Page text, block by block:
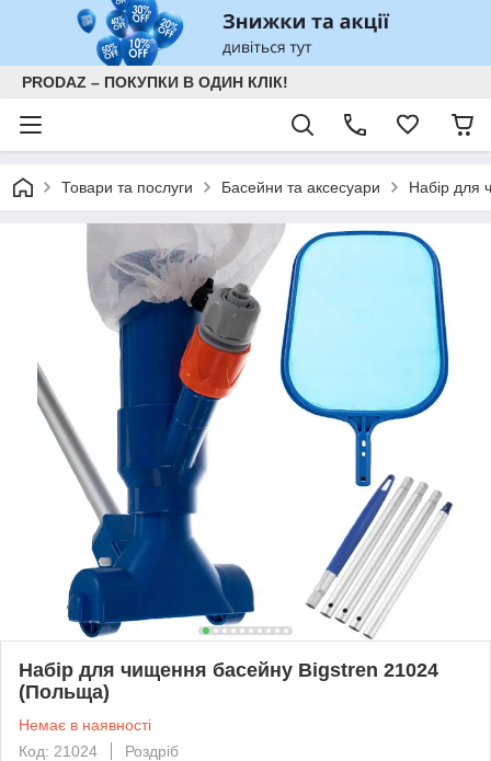
PRODAZ – ПОКУПКИ В ОДИН КЛІК!
Товари та послуги Басейни та аксесуари Набір для
Набір для чищення басейну Bigstren 21024
(Польща)
Немає в наявності
Код: 21024
Роздріб